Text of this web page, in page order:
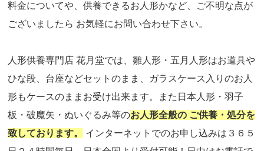
料金についてや、供養できるお人形かなど、ご不明な点が
ございましたら お気軽にお問い合わせ下さい。
人形供養専門店 花月堂では、雛人形・五月人形はお道具や
ひな段、台座などセットのまま、ガラスケース入りのお人
形もケースのままお受け出来ます。また日本人形・羽子
板・破魔矢・ぬいぐるみ等のお人形全般の ご供養・処分を
致しております。
インターネットでのお申し込みは３６５